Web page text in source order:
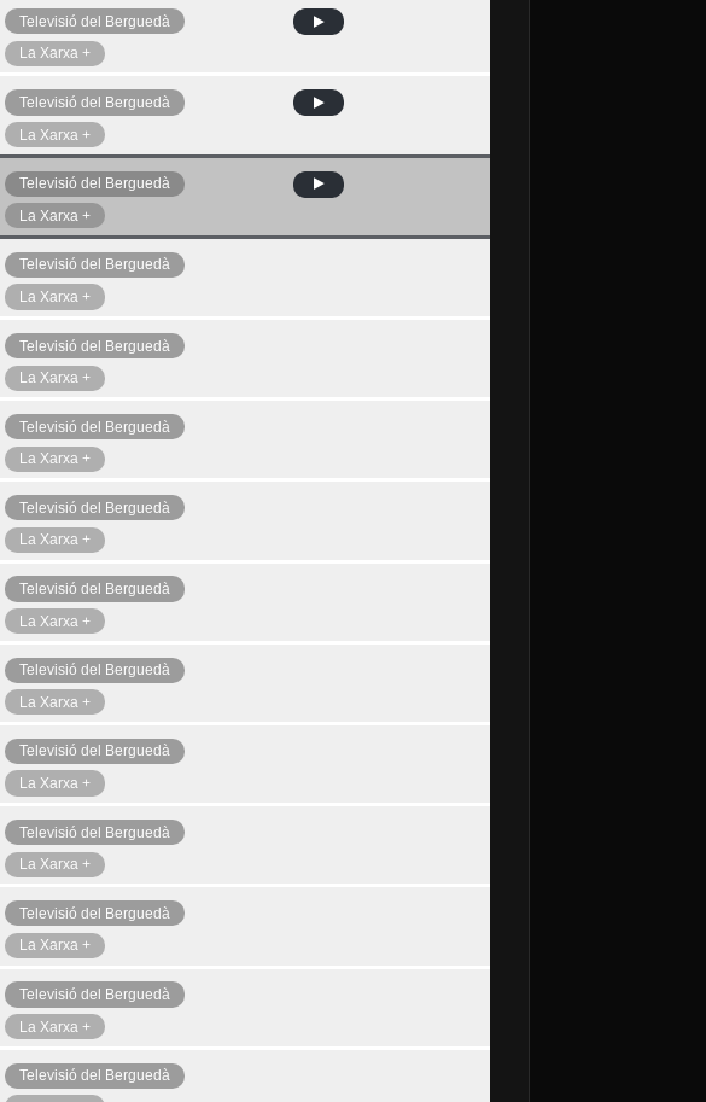
Televisió del Berguedà
La Xarxa +
Televisió del Berguedà
La Xarxa +
Televisió del Berguedà
La Xarxa +
Televisió del Berguedà
La Xarxa +
Televisió del Berguedà
La Xarxa +
Televisió del Berguedà
La Xarxa +
Televisió del Berguedà
La Xarxa +
Televisió del Berguedà
La Xarxa +
Televisió del Berguedà
La Xarxa +
Televisió del Berguedà
La Xarxa +
Televisió del Berguedà
La Xarxa +
Televisió del Berguedà
La Xarxa +
Televisió del Berguedà
La Xarxa +
Televisió del Berguedà